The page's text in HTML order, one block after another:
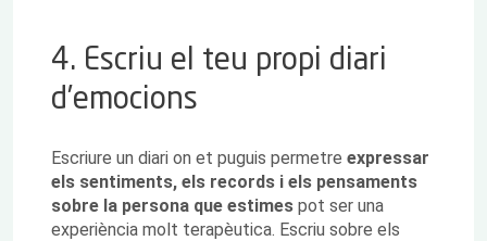
4. Escriu el teu propi diari
d’emocions
Escriure un diari on et puguis permetreexpressar
els sentiments, els records i els pensaments
sobre la persona que estimes pot ser una
experiència molt terapèutica. Escriu sobre els